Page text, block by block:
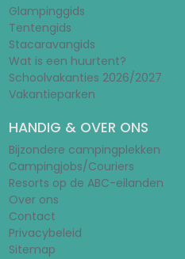
Glampinggids
Tentengids
Stacaravangids
Wat is een huurtent?
Schoolvakanties 2026/2027
Vakantieparken
HANDIG & OVER ONS
Bijzondere campingplekken
Campingjobs/Couriers
Resorts op de ABC-eilanden
Over ons
Contact
Privacybeleid
Sitemap